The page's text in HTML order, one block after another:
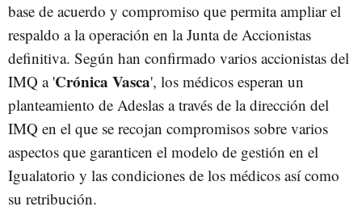
base de acuerdo y compromiso que permita ampliar el
respaldo a la operación en la Junta de Accionistas
definitiva. Según han confirmado varios accionistas del
IMQ a 'Crónica Vasca', los médicos esperan un
planteamiento de Adeslas a través de la dirección del
IMQ en el que se recojan compromisos sobre varios
aspectos que garanticen el modelo de gestión en el
Igualatorio y las condiciones de los médicos así como
su retribución.